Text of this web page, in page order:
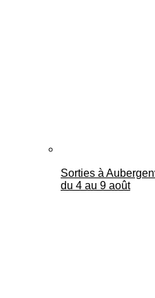
Sorties à
du 4 au 9 août